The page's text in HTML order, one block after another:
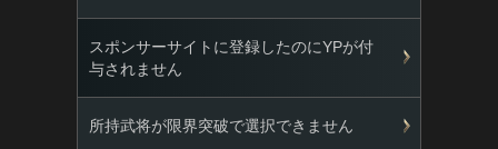
スポンサーサイトに登録したのにYPが付
与されません
所持武将が限界突破で選択できません